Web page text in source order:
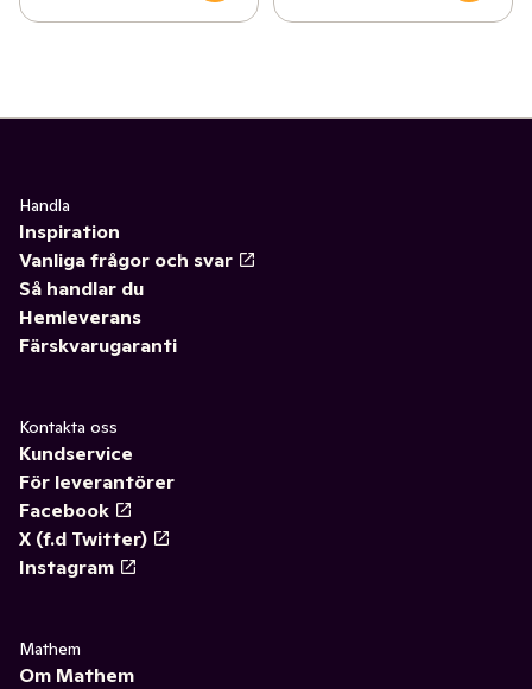
Handla
Inspiration
Vanliga frågor och svar
Så handlar du
Hemleverans
Färskvarugaranti
Kontakta oss
Kundservice
För leverantörer
Facebook
X (f.d Twitter)
Instagram
Mathem
Om Mathem